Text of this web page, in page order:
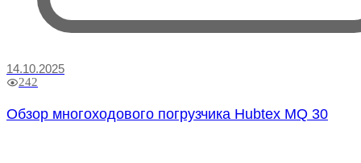
14.10.2025
242
Обзор многоходового погрузчика Hubtex MQ 30